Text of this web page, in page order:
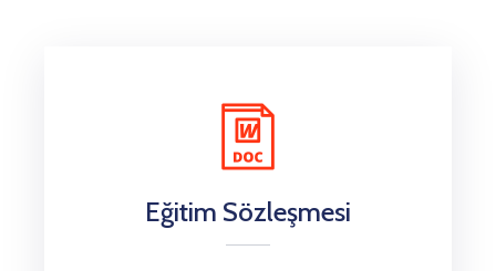
Eğitim Sözleşmesi